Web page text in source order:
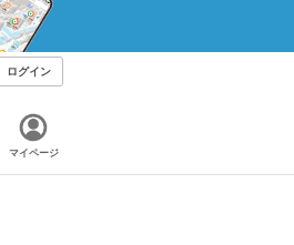
ログイン
マイページ